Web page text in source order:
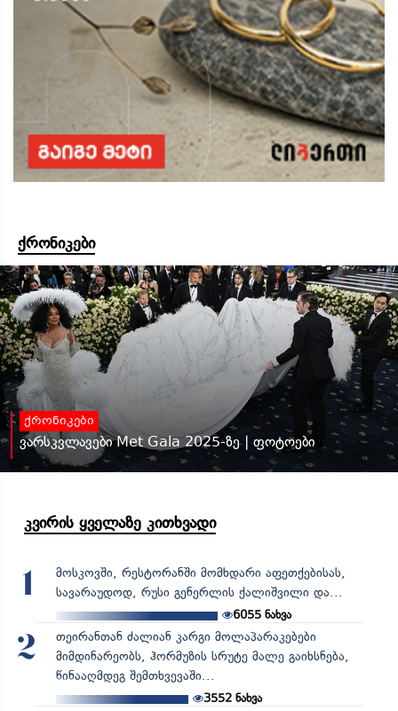
ქრონიკები
ქრონიკები
ვარსკვლავები Met Gala 2025-ზე | ფოტოები
კვირის ყველაზე კითხვადი
1
მოსკოვში, რესტორანში მომხდარი აფეთქებისას,
სავარაუდოდ, რუსი გენერლის ქალიშვილი და...
6055 ნახვა
2
თეირანთან ძალიან კარგი მოლაპარაკებები
მიმდინარეობს, ჰორმუზის სრუტე მალე გაიხსნება,
წინააღმდეგ შემთხვევაში...
3552ნახვა